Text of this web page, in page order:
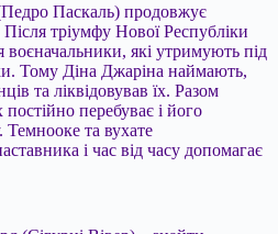
Паскаль) продовжує
тріумфу Нової Республіки
які утримують під
Тому Діна Джаріна наймають,
та ліквідовував їх. Разом
перебуває і його
Темнооке та вухате
і час від часу допомагає